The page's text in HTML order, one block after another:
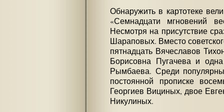
Обнаружить в картотеке
«Семнадцати мгновений
Несмотря на присутствие
Шараповых. Вместо
пятнадцать Вячеславов
Борисовна Пугачева и
Рымбаева. Среди
постоянной прописке
Георгиев Вициных, двое
Никулиных.